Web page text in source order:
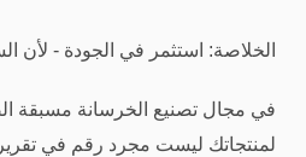
الخلاصة: استثمر في الجودة - لأن
في مجال تصنيع الخرسانة مسبقة
لمنتجاتك ليست مجرد رقم في تقرير